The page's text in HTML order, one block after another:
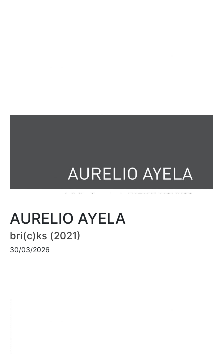
AURELIO AYELA
bri(c)ks (2021)
30/03/2026